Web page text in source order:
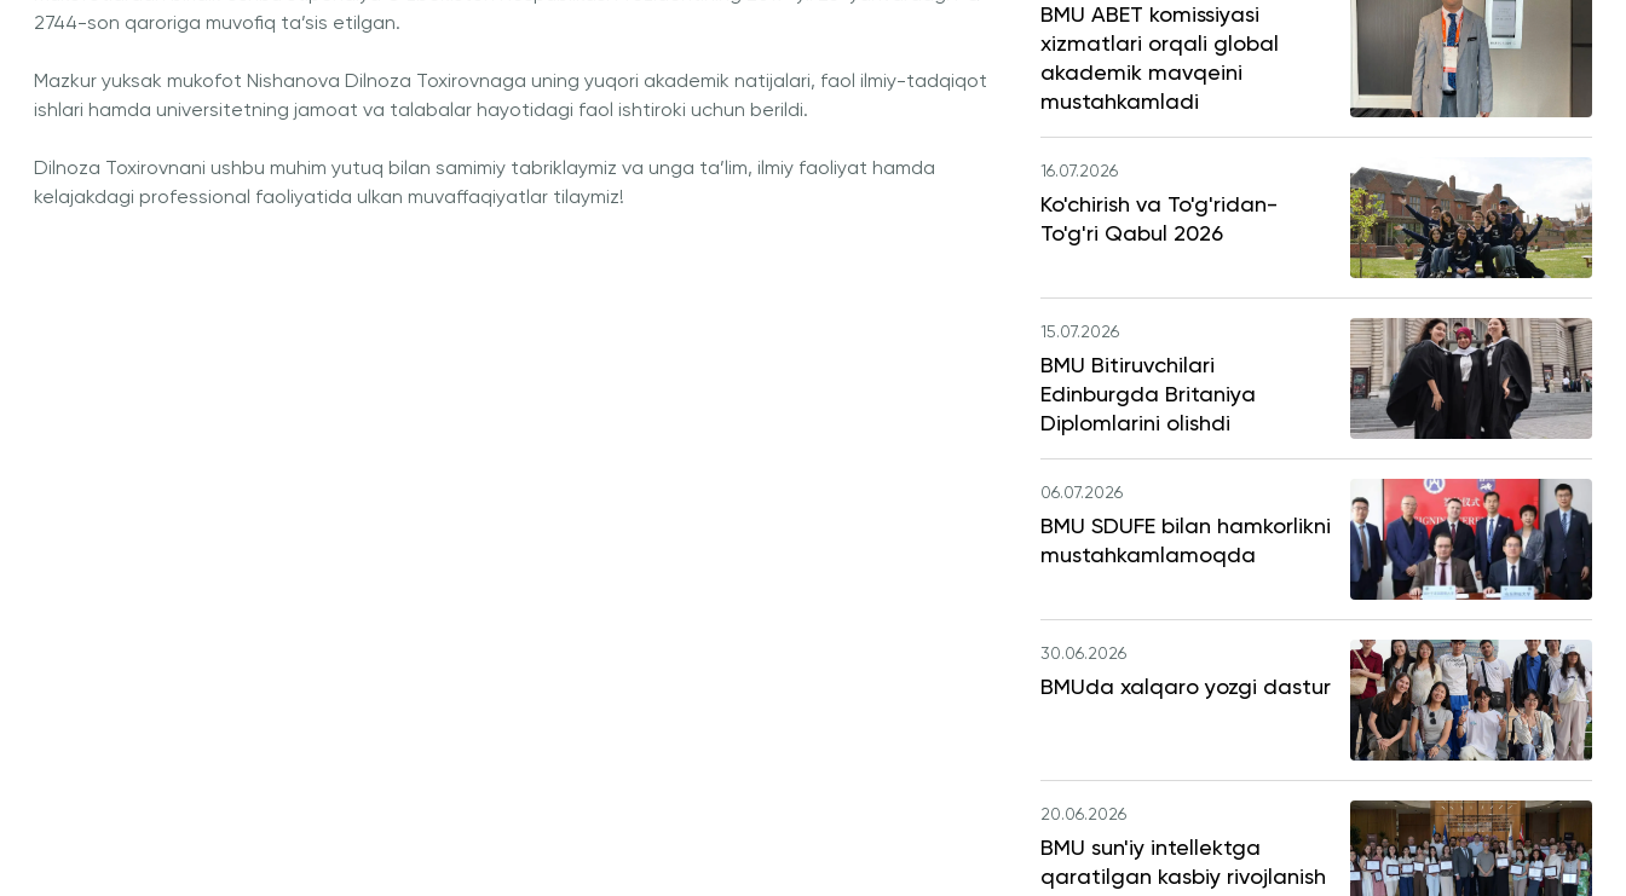
2744-son qaroriga muvofiq ta’sis etilgan.
Mazkur yuksak mukofot Nishanova Dilnoza Toxirovnaga uning yuqori akademik natijalari, faol ilmiy-tadqiqot
ishlari hamda universitetning jamoat va talabalar hayotidagi faol ishtiroki uchun berildi.
Dilnoza Toxirovnani ushbu muhim yutuq bilan samimiy tabriklaymiz va unga ta’lim, ilmiy faoliyat hamda
kelajakdagi professional faoliyatida ulkan muvaffaqiyatlar tilaymiz!
BMU ABET komissiyasi
xizmatlari orqali global
akademik mavqeini
mustahkamladi
16.07.2026
Ko'chirish va To'g'ridan-
To'g'ri Qabul 2026
15.07.2026
BMU Bitiruvchilari
Edinburgda Britaniya
Diplomlarini olishdi
06.07.2026
BMU SDUFE bilan hamkorlikni
mustahkamlamoqda
30.06.2026
BMUda xalqaro yozgi dastur
20.06.2026
BMU sun'iy intellektga
qaratilgan kasbiy rivojlanish